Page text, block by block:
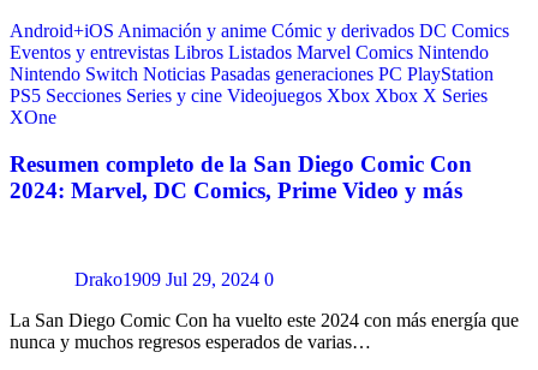
Android+iOS Animación y anime Cómic y derivados DC Comics
Eventos y entrevistas Libros Listados Marvel Comics Nintendo
Nintendo Switch Noticias Pasadas generaciones PC PlayStation
PS5 Secciones Series y cine Videojuegos Xbox Xbox X Series
XOne
Resumen completo de la San Diego Comic Con
2024: Marvel, DC Comics, Prime Video y más
Drako1909 Jul 29, 2024 0
La San Diego Comic Con ha vuelto este 2024 con más energía que
nunca y muchos regresos esperados de varias…